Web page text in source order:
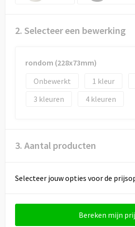
Waterbestendige tassen
Duffeltassen
Goodiebags
2. Selecteer een bewerking
rondom (228x73mm)
Onbewerkt
1
3
4
3. Aantal producten
Selecteer jouw opties voor de
Bereken mijn